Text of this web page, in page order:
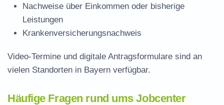
Nachweise über Einkommen oder bisherige
Leistungen
Krankenversicherungsnachweis
Video-Termine und digitale Antragsformulare sind an
vielen Standorten in Bayern verfügbar.
Häufige Fragen rund ums Jobcenter